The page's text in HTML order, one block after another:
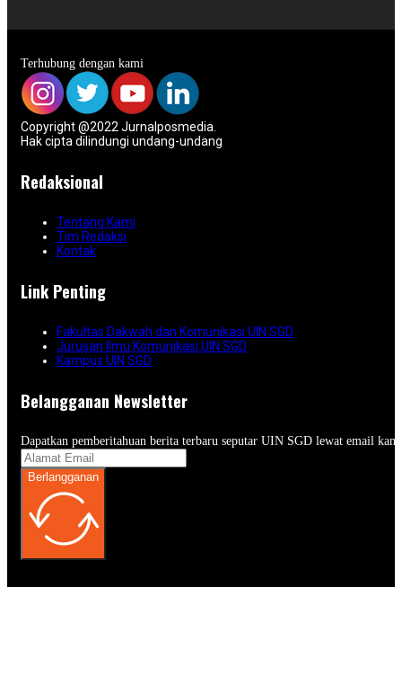
Terhubung dengan kami
Copyright @2022 Jurnalposmedia.
Hak cipta dilindungi undang-undang
Redaksional
Tentang Kami
Tim Redaksi
Kontak
Link Penting
Fakultas Dakwah dan Komunikasi UIN SGD
Jurusan Ilmu Komunikasi UIN SGD
Kampus UIN SGD
Belangganan Newsletter
Dapatkan pemberitahuan berita terbaru seputar UIN SGD lewat email
Berlangganan